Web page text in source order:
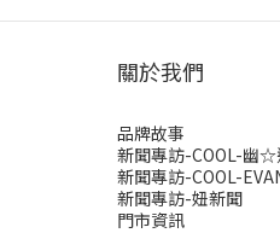
關於我們
品牌故事
新聞專訪-COOL-幽
新聞專訪-COOL-
新聞專訪-妞新聞
門市資訊